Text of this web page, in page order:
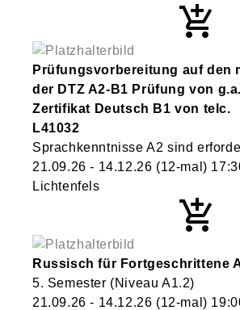
Prüfungsvorbereitung auf den
der DTZ A2-B1 Prüfung von
Zertifikat Deutsch B1 von telc.
L41032
Sprachkenntnisse A2 sind
21.09.26 - 14.12.26 (12-mal)
Lichtenfels
Russisch für Fortgeschrittene
5. Semester (Niveau A1.2)
21.09.26 - 14.12.26 (12-mal)